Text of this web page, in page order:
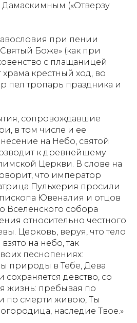
(«Отверзу
при пении
Боже» (как при
с плащаницей
крестный ход, во
пел тропарь праздника и
сопровождавшие
в том числе и ее
на Небо, святой
к древнейшему
Церкви. В слове на
что император
Пульхерия просили
Ювеналия и отцов
Вселенского собора
относительно честного
Церковь, веруя, что тело
на небо, так
песнопениях:
природы в Тебе, Дева
девство, со
жизнь: пребывая по
по смерти живою, Ты
наследие Твое.»